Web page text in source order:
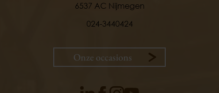
6537 AC Nijmegen
024-3440424
Onze occasions